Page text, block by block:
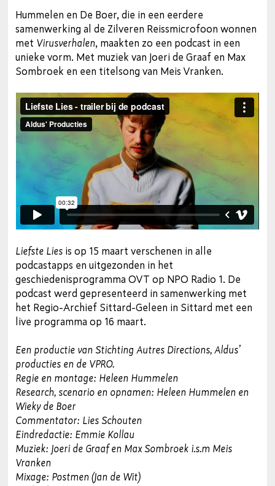
Hummelen en De Boer, die in een eerdere
samenwerking al de Zilveren Reissmicrofoon wonnen
met Virusverhalen, maakten zo een podcast in een
unieke vorm. Met muziek van Joeri de Graaf en Max
Sombroek en een titelsong van Meis Vranken.
Liefste Lies is op 15 maart verschenen in alle
podcastapps en uitgezonden in het
geschiedenisprogramma OVT op NPO Radio 1. De
podcast werd gepresenteerd in samenwerking met
het Regio-Archief Sittard-Geleen in Sittard met een
live programma op 16 maart.
Een productie van Stichting Autres Directions, Aldus’
producties en de VPRO.
Regie en montage: Heleen Hummelen
Research, scenario en opnamen: Heleen Hummelen en
Wieky de Boer
Commentator: Lies Schouten
Eindredactie: Emmie Kollau
Muziek: Joeri de Graaf en Max Sombroek i.s.m Meis
Vranken
Mixage: Postmen (Jan de Wit)